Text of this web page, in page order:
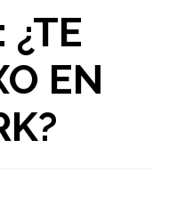
¿TE
EN